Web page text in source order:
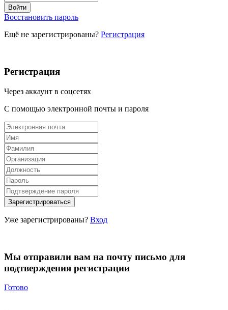
Восстановить пароль
Ещё не зарегистрированы? Регистрация
Регистрация
Через аккаунт в соцсетях
С помощью электронной почты и пароля
Уже зарегистрированы? Вход
Мы отправили вам на почту письмо для
подтверждения регистрации
Готово